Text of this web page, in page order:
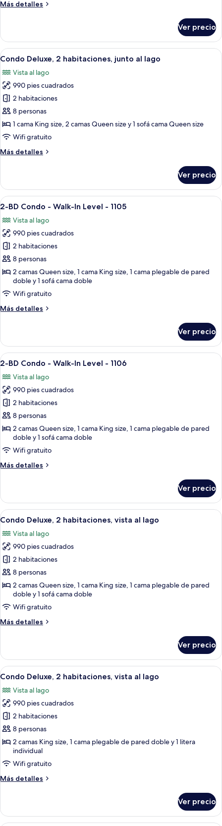
al
Más detalles
Más
Deluxe,
habitaciones,
al
lago
Ver precio
Abrir
todas
las
fotos
de
Condo
Deluxe,
2
habitaciones,
junto
Una sala de estar con chimenea, un
13
Condo Deluxe, 2 habitaciones, junto al lago
Vista al lago
990 pies cuadrados
2 habitaciones
8 personas
1 cama King size, 2 camas Queen size y 1 sofá cama Queen size
Wifi gratuito
Más detalles
Más
Deluxe,
habitaciones,
al
lago
Ver precio
Abrir
todas
las
fotos
de
2-
BD
Condo
-
Walk-
In
-
1105
Una sala de estar con dos sofás de
21
2-BD Condo - Walk-In Level - 1105
Vista al lago
990 pies cuadrados
2 habitaciones
8 personas
2 camas Queen size, 1 cama King size, 1 cama plegable de pared
doble y 1 sofá cama doble
Wifi gratuito
Más detalles
Más
BD
Condo
-
In
Level
1105
Ver precio
Abrir
todas
las
fotos
de
2-
BD
Condo
-
Walk-
In
-
1106
Un dormitorio con cama de madera,
20
2-BD Condo - Walk-In Level - 1106
Vista al lago
990 pies cuadrados
2 habitaciones
8 personas
2 camas Queen size, 1 cama King size, 1 cama plegable de pared
doble y 1 sofá cama doble
Wifi gratuito
Más detalles
Más
BD
Condo
-
In
Level
1106
Ver precio
Abrir
todas
las
fotos
de
Condo
Deluxe,
habitaciones,
vista
al
Una sala moderna con un televisor
24
Condo Deluxe, 2 habitaciones, vista al lago
Vista al lago
990 pies cuadrados
2 habitaciones
8 personas
2 camas Queen size, 1 cama King size, 1 cama plegable de pared
doble y 1 sofá cama doble
Wifi gratuito
Más detalles
Más
Deluxe,
habitaciones,
al
lago
Ver precio
Abrir
todas
las
fotos
de
Condo
Deluxe,
habitaciones,
vista
al
Una sala de estar con chimenea,
25
Condo Deluxe, 2 habitaciones, vista al lago
Vista al lago
990 pies cuadrados
2 habitaciones
8 personas
2 camas King size, 1 cama plegable de pared doble y 1 litera
individual
Wifi gratuito
Más detalles
Más
Deluxe,
Ver precio